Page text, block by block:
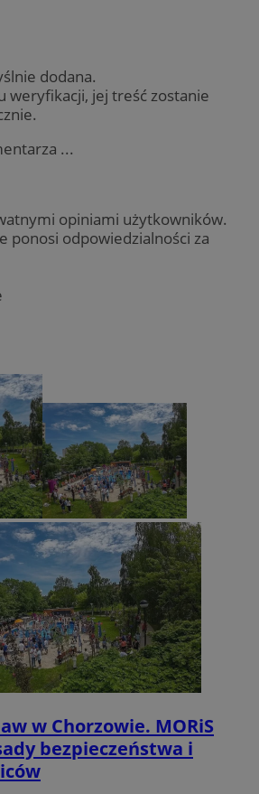
dodana.
weryfikacji, jej treść zostanie
...
opiniami użytkowników.
ponosi odpowiedzialności za
w Chorzowie. MORiS
bezpieczeństwa i